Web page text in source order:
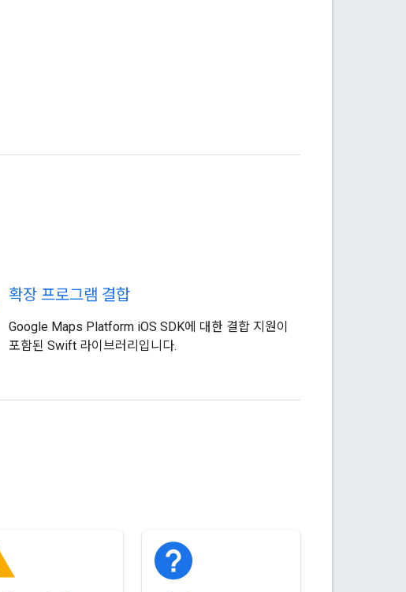
확장 프로그램 결합
Google Maps Platform iOS SDK에 대한 결합 지원이
포함된 Swift 라이브러리입니다.